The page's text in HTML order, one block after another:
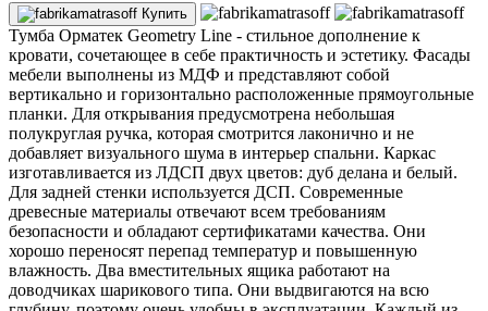
Купить
Тумба Орматек Geometry Line - стильное дополнение к
кровати, сочетающее в себе практичность и эстетику. Фасады
мебели выполнены из МДФ и представляют собой
вертикально и горизонтально расположенные прямоугольные
планки. Для открывания предусмотрена небольшая
полукруглая ручка, которая смотрится лаконично и не
добавляет визуального шума в интерьер спальни. Каркас
изготавливается из ЛДСП двух цветов: дуб делана и белый.
Для задней стенки используется ДСП. Современные
древесные материалы отвечают всем требованиям
безопасности и обладают сертификатами качества. Они
хорошо переносят перепад температур и повышенную
влажность. Два вместительных ящика работают на
доводчиках шарикового типа. Они выдвигаются на всю